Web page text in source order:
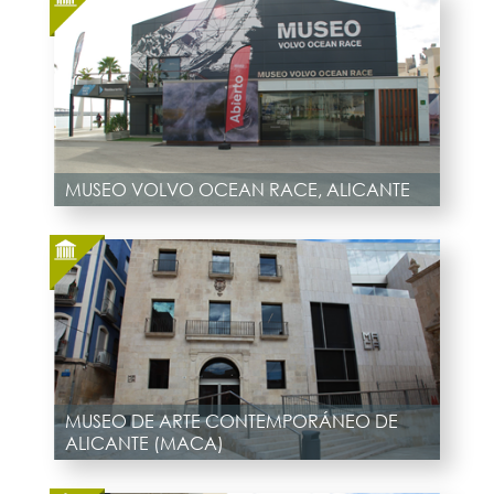
MUSEO VOLVO OCEAN RACE, ALICANTE
MUSEO DE ARTE CONTEMPORÁNEO DE
ALICANTE (MACA)